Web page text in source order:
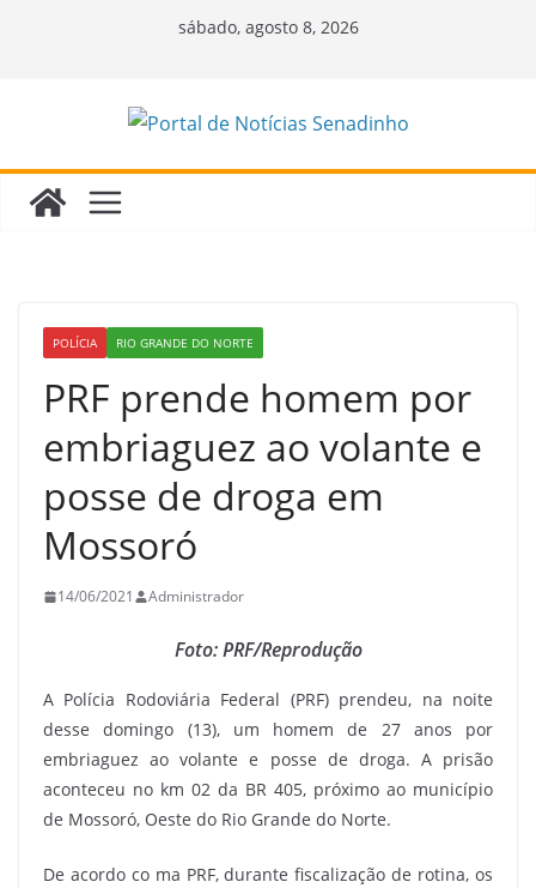
sábado, agosto 8, 2026
POLÍCIA RIO GRANDE DO NORTE
PRF prende homem por
embriaguez ao volante e
posse de droga em
Mossoró
14/06/2021 Administrador
Foto: PRF/Reprodução
A Polícia Rodoviária Federal (PRF) prendeu, na noite
desse domingo (13), um homem de 27 anos por
embriaguez ao volante e posse de droga. A prisão
aconteceu no km 02 da BR 405, próximo ao município
de Mossoró, Oeste do Rio Grande do Norte.
De acordo co ma PRF, durante fiscalização de rotina, os